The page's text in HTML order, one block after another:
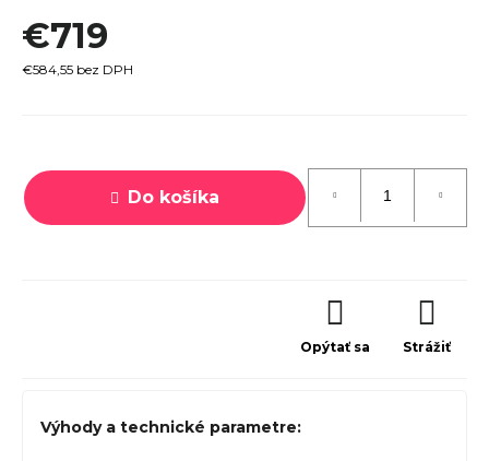
€719
€584,55 bez DPH
cena:
Do košíka
Opýtať sa Strážiť
Výhody a technické parametre:
a
m